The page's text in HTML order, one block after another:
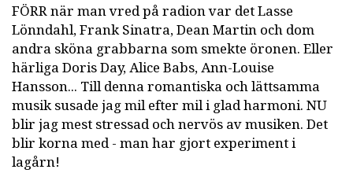
FÖRR när man vred på radion var det Lasse
Lönndahl, Frank Sinatra, Dean Martin och dom
andra sköna grabbarna som smekte öronen. Eller
härliga Doris Day, Alice Babs, Ann-Louise
Hansson... Till denna romantiska och lättsamma
musik susade jag mil efter mil i glad harmoni. NU
blir jag mest stressad och nervös av musiken. Det
blir korna med - man har gjort experiment i
lagårn!